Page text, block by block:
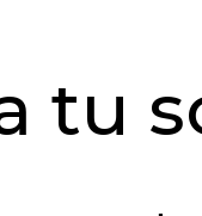
tu